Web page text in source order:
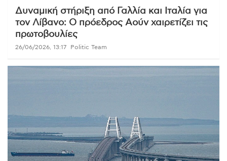
Δυναμική στήριξη από Γαλλία και Ιταλία για
τον Λίβανο: Ο πρόεδρος Αούν χαιρετίζει τις
πρωτοβουλίες
26/06/2026, 13:17 Politic Team